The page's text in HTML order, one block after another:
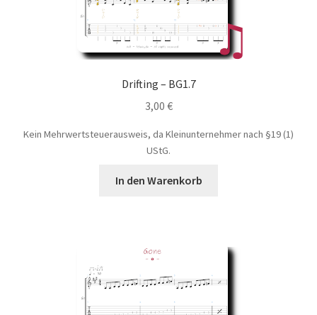
Drifting – BG1.7
3,00 €
Kein Mehrwertsteuerausweis, da Kleinunternehmer nach §19 (1)
UStG.
In den Warenkorb